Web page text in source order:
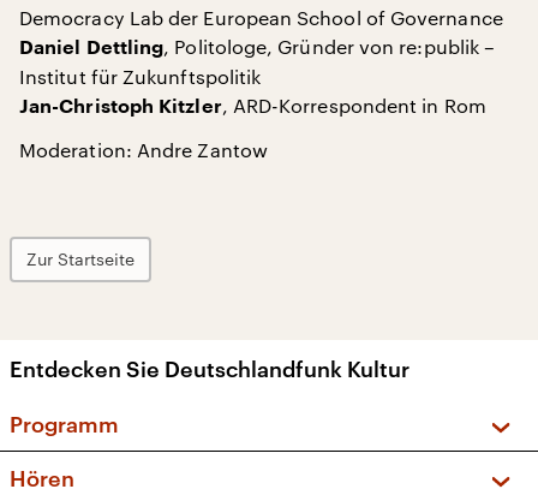
Democracy Lab der European School of Governance
Daniel Dettling, Politologe, Gründer von re:publik –
Institut für Zukunftspolitik
Jan-Christoph Kitzler, ARD-Korrespondent in Rom
Moderation: Andre Zantow
Zur Startseite
Entdecken Sie Deutschlandfunk Kultur
Programm
Hören